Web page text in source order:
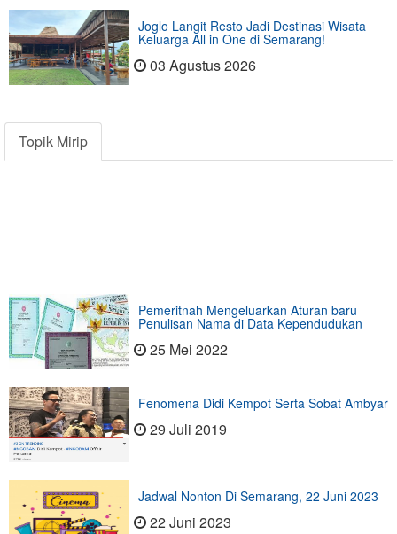
Joglo Langit Resto Jadi Destinasi Wisata
Keluarga All in One di Semarang!
03 Agustus 2026
Topik Mirip
Pemeritnah Mengeluarkan Aturan baru
Penulisan Nama di Data Kependudukan
25 Mei 2022
Fenomena Didi Kempot Serta Sobat Ambyar
29 Juli 2019
Jadwal Nonton Di Semarang, 22 Juni 2023
22 Juni 2023